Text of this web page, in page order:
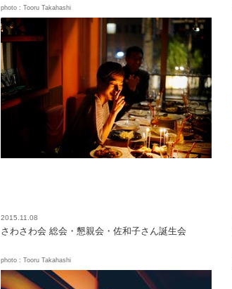
photo : Tooru Takahashi
2015.11.08
さわさわ会 総会・懇親会・佐和子さん誕生会
photo : Tooru Takahashi